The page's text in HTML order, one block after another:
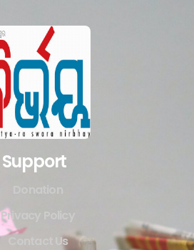
Support
Privacy Policy
Contact Us